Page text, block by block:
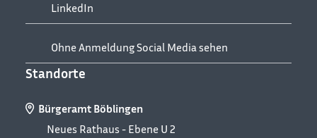
LinkedIn
Ohne Anmeldung Social Media sehen
Standorte
Bürgeramt Böblingen
Neues Rathaus - Ebene U 2